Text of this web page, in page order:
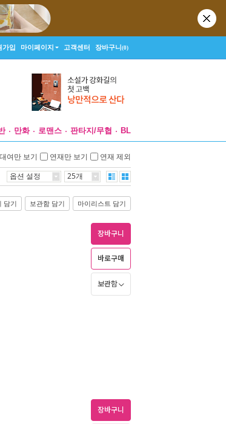
가입 마이페이지 고객센터 장바구니(0)
만화 로맨스 판타지/무협 BL
대여만 보기 연재만 보기 연재 제외
옵션 설정 25개
담기 보관함 담기 마이리스트 담기
장바구니
바로구매
보관함
장바구니